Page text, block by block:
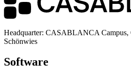
Headquarter: CASABLANCA Campus,
Schönwies
Software